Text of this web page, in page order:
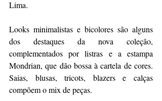
Lima.
Looks minimalistas e bicolores são alguns
dos destaques da nova coleção,
complementados por listras e a estampa
Mondrian, que dão bossa à cartela de cores.
Saias, blusas, tricots, blazers e calças
compõem o mix de peças.